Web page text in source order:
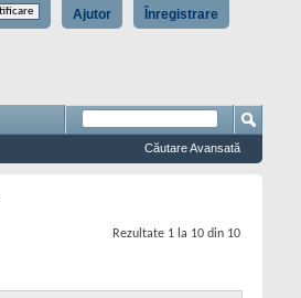
Înregistrare
Ajutor
Căutare Avansată
Rezultate 1 la 10 din 10